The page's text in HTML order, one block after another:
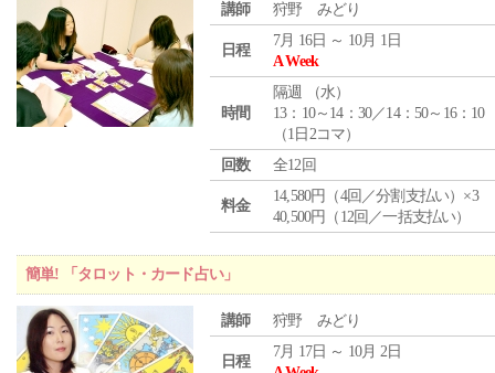
講師 狩野 みどり
日程
7月 16日 ～ 10月 1日
A Week
時間
隔週 （水）
13：10～14：30／14：50～16：10
（1日2コマ）
回数
全12回
料金
14,580円（4回／分割支払い）×3
40,500円（12回／一括支払い）
簡単! 「タロット・カード占い」
講師 狩野 みどり
日程
7月 17日 ～ 10月 2日